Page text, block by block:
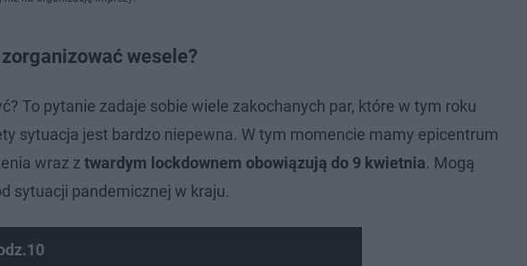
wesele?
To pytanie zadaje sobie wiele zakochanych par, które w tym roku
sytuacja jest bardzo niepewna. W tym momencie mamy epicentrum
wraz z twardym lockdownem obowiązują do 9 kwietnia. Mogą
sytuacji pandemicznej w kraju.